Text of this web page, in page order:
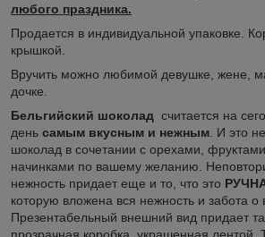
любого праздника.
Продается в индивидуальной упаковке.
крышкой.
Вручить можно любимой девушке, жене,
дочке.
Бельгийский шоколад считается на
день самым вкусным и нежным . И это
шоколад в сочетании с орехами,
начинками по вашему желанию.
нежность придает еще и то, что это
которую вложена вся нежность и забота о
Презентабельный внешний вид придает
прозрачная коробка, украшенная лентой.